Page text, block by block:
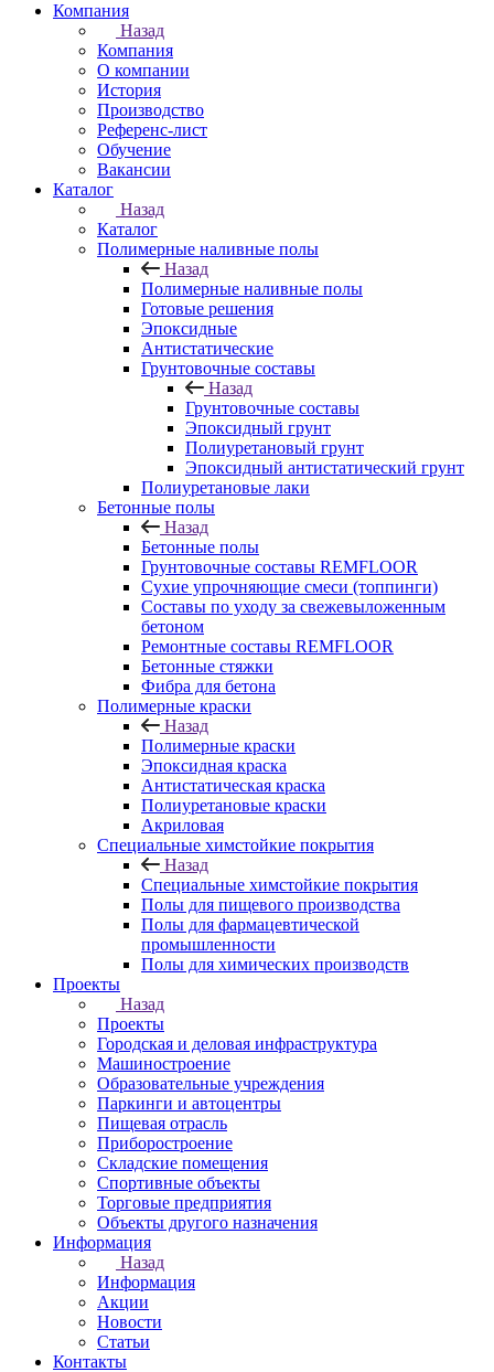
Компания
Назад
Компания
О компании
История
Производство
Референс-лист
Обучение
Вакансии
Каталог
Назад
Каталог
Полимерные наливные полы
Назад
Полимерные наливные полы
Готовые решения
Эпоксидные
Антистатические
Грунтовочные составы
Назад
Грунтовочные составы
Эпоксидный грунт
Полиуретановый грунт
Эпоксидный антистатический грунт
Полиуретановые лаки
Бетонные полы
Назад
Бетонные полы
Грунтовочные составы REMFLOOR
Сухие упрочняющие смеси (топпинги)
Составы по уходу за свежевыложенным
бетоном
Ремонтные составы REMFLOOR
Бетонные стяжки
Фибра для бетона
Полимерные краски
Назад
Полимерные краски
Эпоксидная краска
Антистатическая краска
Полиуретановые краски
Акриловая
Специальные химстойкие покрытия
Назад
Специальные химстойкие покрытия
Полы для пищевого производства
Полы для фармацевтической
промышленности
Полы для химических производств
Проекты
Назад
Проекты
Городская и деловая инфраструктура
Машиностроение
Образовательные учреждения
Паркинги и автоцентры
Пищевая отрасль
Приборостроение
Складские помещения
Спортивные объекты
Торговые предприятия
Объекты другого назначения
Информация
Назад
Информация
Акции
Новости
Статьи
Контакты